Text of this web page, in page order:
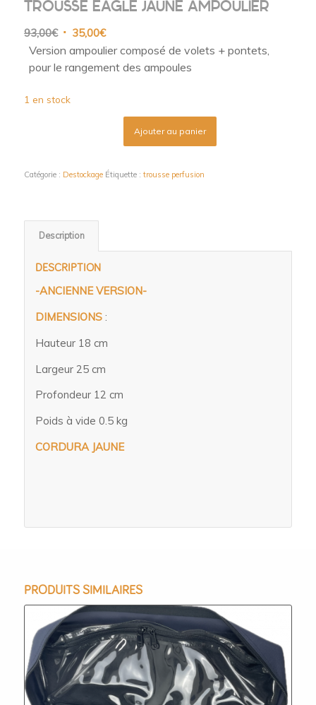
TROUSSE EAGLE JAUNE AMPOULIER
93,00€ Le
prix
initial
93,00€.
35,00€Le
prix
actuel
Version ampoulier composé de volets + pontets,
pour le rangement des ampoules
1 en stock
Ajouter au panier
Catégorie : Destockage Étiquette : trousse perfusion
Description
DESCRIPTION
-ANCIENNE VERSION-
DIMENSIONS:
Hauteur 18 cm
Largeur 25 cm
Profondeur 12 cm
Poids à vide 0.5 kg
CORDURA JAUNE
PRODUITS SIMILAIRES